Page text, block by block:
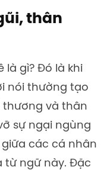
thân
là gì? Đó là khi
nói thường tạo
thương và thân
sự ngại ngùng
các cá nhân
từ ngữ này. Đặc